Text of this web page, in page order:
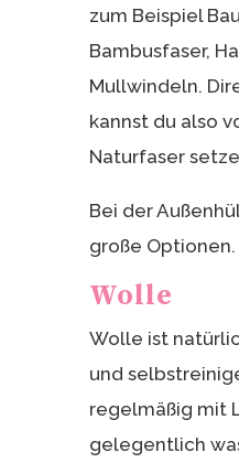
zum Beispiel
Bambusfaser,
Mullwindeln.
kannst du also
Naturfaser
Bei der
große Optionen.
Wolle
Wolle ist
und
regelmäßig mit
gelegentlich